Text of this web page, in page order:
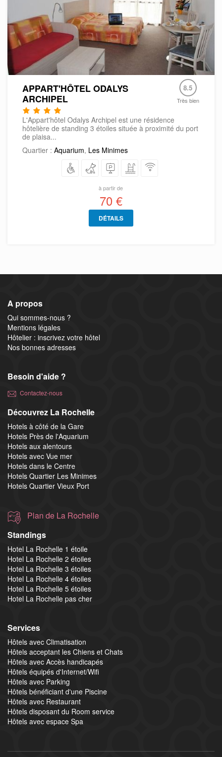
APPART'HÔTEL ODALYS
ARCHIPEL
8.5
Très bien
L'Appart'hôtel Odalys Archipel est une résidence
hôtelière de standing 3 étoiles située à proximité du port
de plaisa...
Quartier : Aquarium, Les Minimes
à partir de
70 €
DÉTAILS
A propos
Qui sommes-nous ?
Mentions légales
Hôtelier : inscrivez votre hôtel
Nos bonnes adresses
Besoin d'aide ?
Contactez-nous
Découvrez La Rochelle
Hotels à côté de la Gare
Hotels Près de l'Aquarium
Hotels aux alentours
Hotels avec Vue mer
Hotels dans le Centre
Hotels Quartier Les Minimes
Hotels Quartier Vieux Port
Plan de La Rochelle
Standings
Hotel La Rochelle 1 étoile
Hotel La Rochelle 2 étoiles
Hotel La Rochelle 3 étoiles
Hotel La Rochelle 4 étoiles
Hotel La Rochelle 5 étoiles
Hotel La Rochelle pas cher
Services
Hôtels avec Climatisation
Hôtels acceptant les Chiens et Chats
Hôtels avec Accès handicapés
Hôtels équipés d'Internet/Wifi
Hôtels avec Parking
Hôtels bénéficiant d'une Piscine
Hôtels avec Restaurant
Hôtels disposant du Room service
Hôtels avec espace Spa